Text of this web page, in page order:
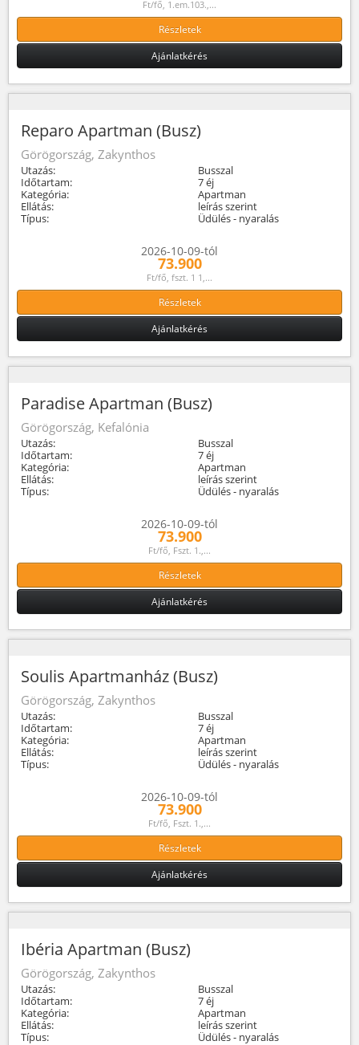
Ft/fő, 1.em.103.,...
Részletek
Ajánlatkérés
Reparo Apartman (Busz)
Görögország, Zakynthos
Utazás:
Busszal
Időtartam:
7 éj
Kategória:
Apartman
Ellátás:
leírás szerint
Típus:
Üdülés - nyaralás
2026-10-09-tól
73.900
Ft/fő, fszt. 1 1,...
Részletek
Ajánlatkérés
Paradise Apartman (Busz)
Görögország, Kefalónia
Utazás:
Busszal
Időtartam:
7 éj
Kategória:
Apartman
Ellátás:
leírás szerint
Típus:
Üdülés - nyaralás
2026-10-09-tól
73.900
Ft/fő, Fszt. 1.,...
Részletek
Ajánlatkérés
Soulis Apartmanház (Busz)
Görögország, Zakynthos
Utazás:
Busszal
Időtartam:
7 éj
Kategória:
Apartman
Ellátás:
leírás szerint
Típus:
Üdülés - nyaralás
2026-10-09-tól
73.900
Ft/fő, Fszt. 1.,...
Részletek
Ajánlatkérés
Ibéria Apartman (Busz)
Görögország, Zakynthos
Utazás:
Busszal
Időtartam:
7 éj
Kategória:
Apartman
Ellátás:
leírás szerint
Típus:
Üdülés - nyaralás